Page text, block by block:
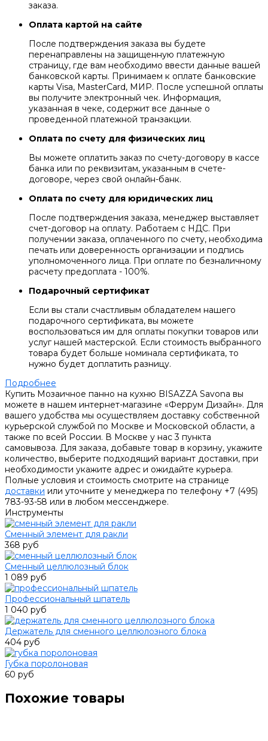
заказа.
Оплата картой на сайте
После подтверждения заказа вы будете
перенаправлены на защищенную платежную
страницу, где вам необходимо ввести данные вашей
банковской карты. Принимаем к оплате банковские
карты Visa, MasterCard, МИР. После успешной оплаты
вы получите электронный чек. Информация,
указанная в чеке, содержит все данные о
проведенной платежной транзакции.
Оплата по счету для физических лиц
Вы можете оплатить заказ по счету-договору в кассе
банка или по реквизитам, указанным в счете-
договоре, через свой онлайн-банк.
Оплата по счету для юридических лиц
После подтверждения заказа, менеджер выставляет
счет-договор на оплату. Работаем с НДС. При
получении заказа, оплаченного по счету, необходима
печать или доверенность организации и подпись
уполномоченного лица. При оплате по безналичному
расчету предоплата - 100%.
Подарочный сертификат
Если вы стали счастливым обладателем нашего
подарочного сертификата, вы можете
воспользоваться им для оплаты покупки товаров или
услуг нашей мастерской. Если стоимость выбранного
товара будет больше номинала сертификата, то
нужно будет доплатить разницу.
Подробнее
Купить Мозаичное панно на кухню BISAZZA Savona вы
можете в нашем интернет-магазине «Феррум Дизайн». Для
вашего удобства мы осуществляем доставку собственной
курьерской службой по Москве и Московской области, а
также по всей России. В Москве у нас 3 пункта
самовывоза. Для заказа, добавьте товар в корзину, укажите
количество, выберите подходящий вариант доставки, при
необходимости укажите адрес и ожидайте курьера.
Полные условия и стоимость смотрите на странице
доставки или уточните у менеджера по телефону +7 (495)
783-93-58 или в любом мессенджере.
Инструменты
Сменный элемент для ракли
368 руб
Сменный целлюлозный блок
1 089 руб
Профессиональный шпатель
1 040 руб
Держатель для сменного целлюлозного блока
404 руб
Губка поролоновая
60 руб
Похожие товары